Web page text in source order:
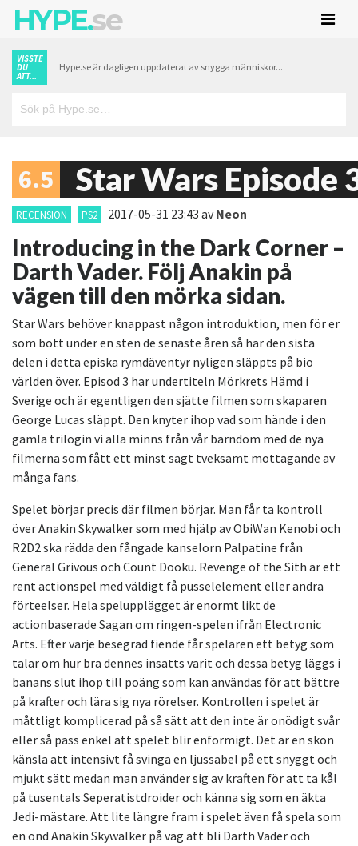
HYPE.se
VISSTE
DU
ATT...
Hype.se är dagligen uppdaterat av snygga människor...
6.5 Star Wars Episode
RECENSION PS2 2017-05-31 23:43 avNeon
Introducing in the Dark Corner –
Darth Vader. Följ Anakin på
vägen till den mörka sidan.
Star Wars behöver knappast någon introduktion, men för er
som bott under en sten de senaste åren så har den sista
delen i detta episka rymdäventyr nyligen släppts på bio
världen över. Episod 3 har undertiteln Mörkrets Hämd i
Sverige och är egentligen den sjätte filmen som skaparen
George Lucas släppt. Den knyter ihop vad som hände i den
gamla trilogin vi alla minns från vår barndom med de nya
filmerna som fått ett minst sagt tveksamt mottagande av
många fans.
Spelet börjar precis där filmen börjar. Man får ta kontroll
över Anakin Skywalker som med hjälp av ObiWan Kenobi och
R2D2 ska rädda den fångade kanselorn Palpatine från
General Grivous och Count Dooku. Revenge of the Sith är ett
rent actionspel med väldigt få pusselelement eller andra
förteelser. Hela spelupplägget är enormt likt de
actionbaserade Sagan om ringen-spelen ifrån Electronic
Arts. Efter varje besegrad fiende får spelaren ett betyg som
talar om hur bra dennes insatts varit och dessa betyg läggs i
banans slut ihop till poäng som kan användas för att bättre
på krafter och lära sig nya rörelser. Kontrollen i spelet är
måttligt komplicerad på så sätt att den inte är onödigt svår
eller så pass enkel att spelet blir enformigt. Det är en skön
känsla att intensivt få svinga en ljussabel på ett snyggt och
mjukt sätt medan man använder sig av kraften för att ta kål
på tusentals Seperatistdroider och känna sig som en äkta
Jedi-mästare. Att lite längre fram i spelet även få spela som
en ond Anakin Skywalker på väg att bli Darth Vader och